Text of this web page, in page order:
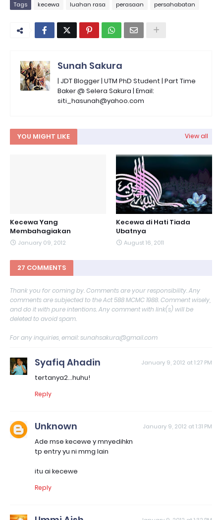
Tags kecewa luahan rasa perasaan persahabatan
Sunah Sakura
| JDT Blogger | UTM PhD Student | Part Time
Baker @ Selera Sakura | Email:
siti_hasunah@yahoo.com
YOU MIGHT LIKE View all
Kecewa Yang
Membahagiakan
January 09, 2012
Kecewa di Hati Tiada
Ubatnya
August 16, 2011
27 COMMENTS
Thank you for coming by. Comments are your responsibility. Any
comments are subjected to the Act 588 MCMC 1988. Comment wisely,
and do it with pure intentions. Any comment with link(s) will be
deleted to avoid spam.
For any inquiries, email: sunahsakura@gmail.com
Syafiq Ahadin January 9, 2012 at 1:27 PM
tertanya2...huhu!
Reply
Unknown January 9, 2012 at 1:31 PM
Ade mse kecewe y mnyedihkn
tp entry yu ni mmg lain
itu ai kecewe
Reply